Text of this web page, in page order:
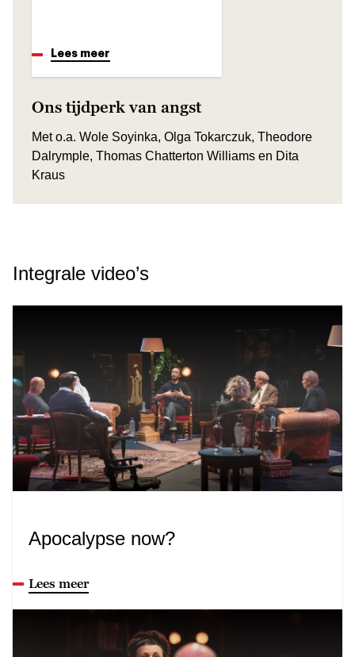
Lees meer
Ons tijdperk van angst
Met o.a. Wole Soyinka, Olga Tokarczuk, Theodore
Dalrymple, Thomas Chatterton Williams en Dita
Kraus
Integrale video’s
Apocalypse now?
Lees meer